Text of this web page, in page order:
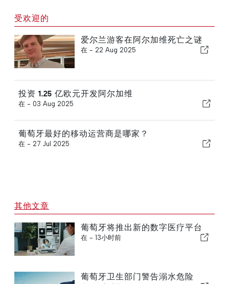
受欢迎的
爱尔兰游客在阿尔加维死亡之谜
在 - 22 Aug 2025
投资 1.25 亿欧元开发阿尔加维
在 - 03 Aug 2025
葡萄牙最好的移动运营商是哪家？
在 - 27 Jul 2025
其他文章
葡萄牙将推出新的数字医疗平台
在 - 13小时前
葡萄牙卫生部门警告溺水危险